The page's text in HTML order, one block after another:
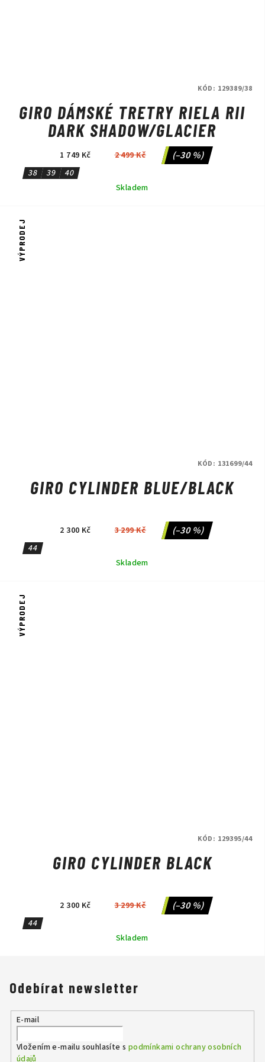
GIRO DÁMSKÉ TRETRY RIELA RII
DARK SHADOW/GLACIER
1 749 Kč 2 499 Kč (–30 %)
38 39
40
Skladem
KÓD: 129389/38
VÝPRODEJ
GIRO CYLINDER BLUE/BLACK
2 300 Kč 3 299 Kč (–30 %)
44
Skladem
KÓD: 131699/44
VÝPRODEJ
GIRO CYLINDER BLACK
2 300 Kč 3 299 Kč (–30 %)
44
Skladem
KÓD: 129395/44
Odebírat newsletter
E-mail
Vložením e-mailu souhlasíte s podmínkami ochrany osobních
údajů